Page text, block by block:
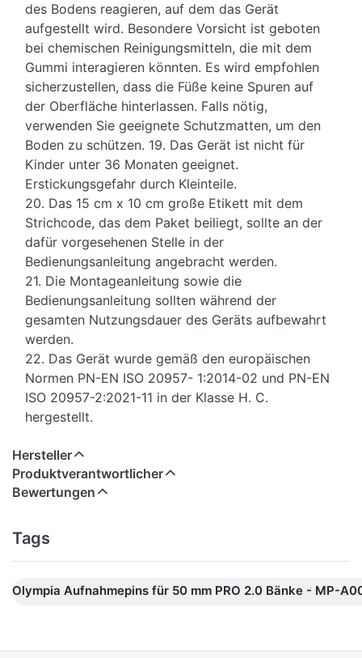
des Bodens reagieren, auf dem das Gerät
aufgestellt wird. Besondere Vorsicht ist geboten
bei chemischen Reinigungsmitteln, die mit dem
Gummi interagieren könnten. Es wird empfohlen
sicherzustellen, dass die Füße keine Spuren auf
der Oberfläche hinterlassen. Falls nötig,
verwenden Sie geeignete Schutzmatten, um den
Boden zu schützen. 19. Das Gerät ist nicht für
Kinder unter 36 Monaten geeignet.
Erstickungsgefahr durch Kleinteile.
20. Das 15 cm x 10 cm große Etikett mit dem
Strichcode, das dem Paket beiliegt, sollte an der
dafür vorgesehenen Stelle in der
Bedienungsanleitung angebracht werden.
21. Die Montageanleitung sowie die
Bedienungsanleitung sollten während der
gesamten Nutzungsdauer des Geräts aufbewahrt
werden.
22. Das Gerät wurde gemäß den europäischen
Normen PN-EN ISO 20957- 1:2014-02 und PN-EN
ISO 20957-2:2021-11 in der Klasse H. C.
hergestellt.
Hersteller
Produktverantwortlicher
Bewertungen
Tags
Olympia Aufnahmepins für 50 mm PRO 2.0 Bänke - MP-